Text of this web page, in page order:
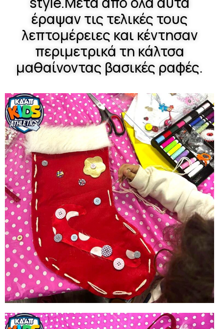
έραψαν τις τελικές τους
λεπτομέρειες και κέντησαν
περιμετρικά τη κάλτσα
μαθαίνοντας βασικές ραφές.